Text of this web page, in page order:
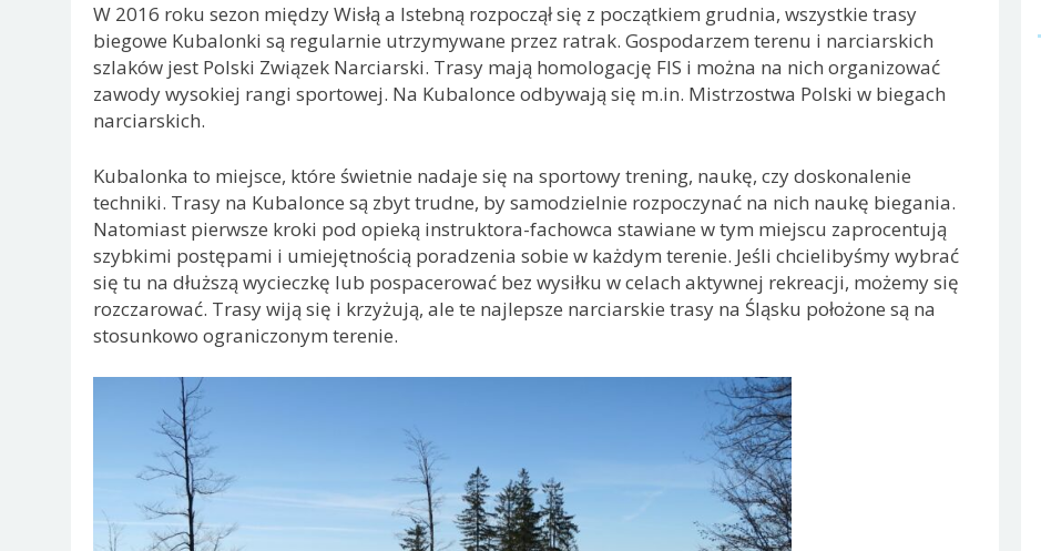
W 2016 roku sezon między Wisłą a Istebną rozpoczął się z początkiem grudnia, wszystkie trasy
biegowe Kubalonki są regularnie utrzymywane przez ratrak. Gospodarzem terenu i narciarskich
szlaków jest Polski Związek Narciarski. Trasy mają homologację FIS i można na nich organizować
zawody wysokiej rangi sportowej. Na Kubalonce odbywają się m.in. Mistrzostwa Polski w biegach
narciarskich.
Kubalonka to miejsce, które świetnie nadaje się na sportowy trening, naukę, czy doskonalenie
techniki. Trasy na Kubalonce są zbyt trudne, by samodzielnie rozpoczynać na nich naukę biegania.
Natomiast pierwsze kroki pod opieką instruktora-fachowca stawiane w tym miejscu zaprocentują
szybkimi postępami i umiejętnością poradzenia sobie w każdym terenie. Jeśli chcielibyśmy wybrać
się tu na dłuższą wycieczkę lub pospacerować bez wysiłku w celach aktywnej rekreacji, możemy się
rozczarować. Trasy wiją się i krzyżują, ale te najlepsze narciarskie trasy na Śląsku położone są na
stosunkowo ograniczonym terenie.